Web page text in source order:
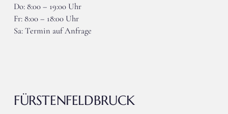
Do: 8:00 – 19:00 Uhr
Fr: 8:00 – 18:00 Uhr
Sa: Termin auf Anfrage
FÜRSTENFELDBRUCK